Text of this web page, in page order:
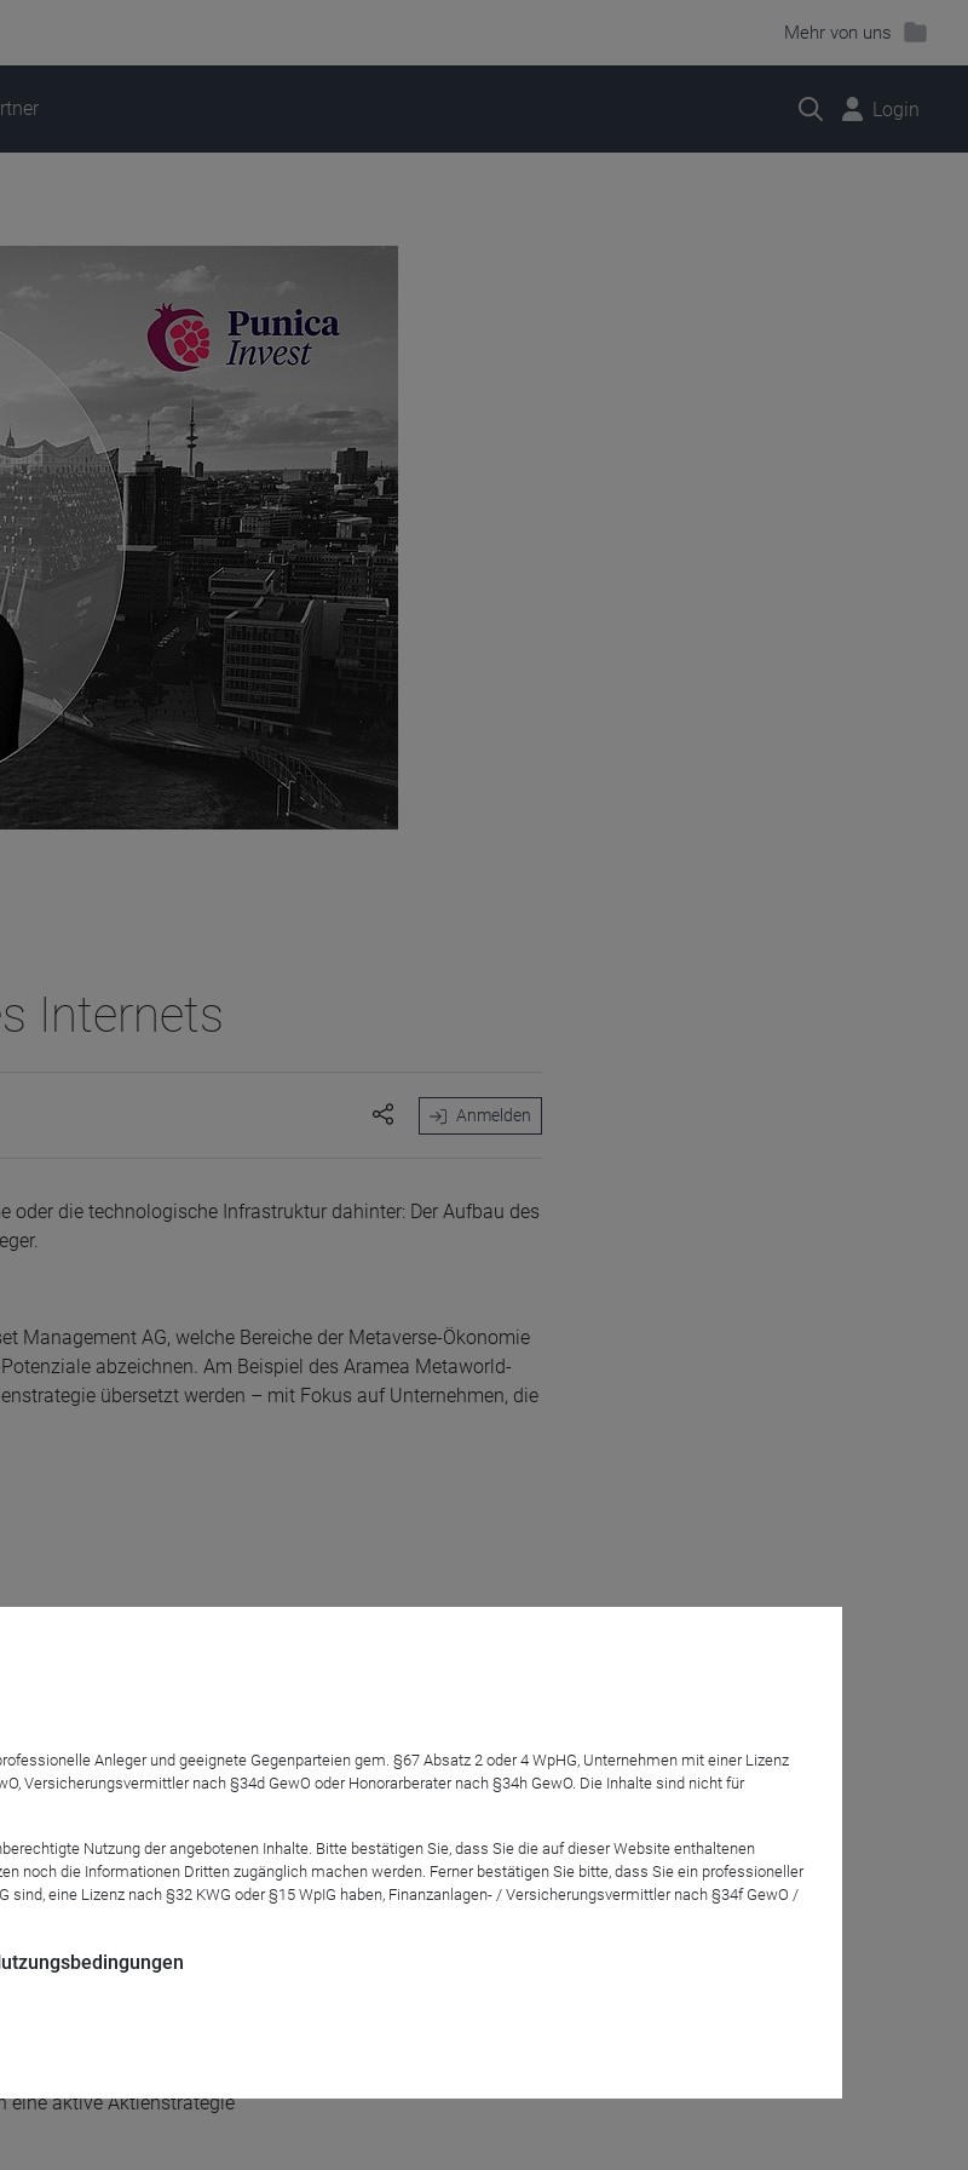
Mehr von uns
Suche Login
Internets
Anmelden
oder die technologische Infrastruktur dahinter: Der Aufbau des
Management AG, welche Bereiche der Metaverse-Ökonomie
abzeichnen. Am Beispiel des Aramea Metaworld-
übersetzt werden – mit Fokus auf Unternehmen, die
eine aktive Aktienstrategie
Anleger und geeignete Gegenparteien gem. §67 Absatz 2 oder 4 WpHG, Unternehmen mit einer Lizenz
Versicherungsvermittler nach §34d GewO oder Honorarberater nach §34h GewO. Die Inhalte sind nicht für
Nutzung der angebotenen Inhalte. Bitte bestätigen Sie, dass Sie die auf dieser Website enthaltenen
noch die Informationen Dritten zugänglich machen werden. Ferner bestätigen Sie bitte, dass Sie ein professioneller
sind, eine Lizenz nach §32 KWG oder §15 WpIG haben, Finanzanlagen- / Versicherungsvermittler nach §34f GewO /